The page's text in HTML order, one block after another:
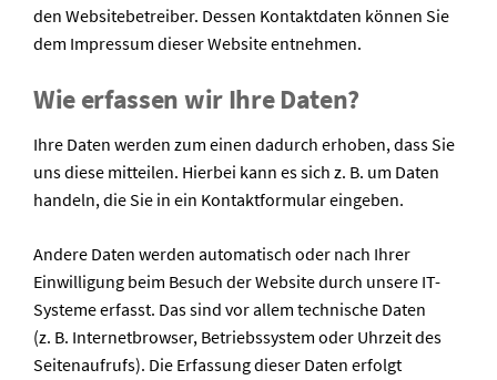
den Websitebetreiber. Dessen Kontaktdaten können Sie
dem Impressum dieser Website entnehmen.
Wie erfassen wir Ihre Daten?
Ihre Daten werden zum einen dadurch erhoben, dass Sie
uns diese mitteilen. Hierbei kann es sich z. B. um Daten
handeln, die Sie in ein Kontaktformular eingeben.
Andere Daten werden automatisch oder nach Ihrer
Einwilligung beim Besuch der Website durch unsere IT-
Systeme erfasst. Das sind vor allem technische Daten
(z. B. Internetbrowser, Betriebssystem oder Uhrzeit des
Seitenaufrufs). Die Erfassung dieser Daten erfolgt